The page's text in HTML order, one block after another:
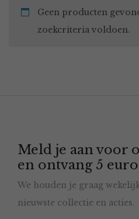
Geen producten
zoekcriteria voldoen.
Meld je aan voor
en ontvang 5
We houden je graag
nieuwste collectie en acties.